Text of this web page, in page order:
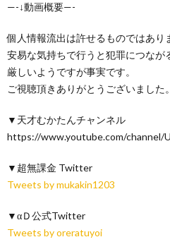
—-↓動画概要—-
個人情報流出は許せるものではあり
安易な気持ちで行うと犯罪につなが
厳しいようですが事実です。
ご視聴頂きありがとうございました。
▼天才むかたんチャンネル
https://www.youtube.com/channel/
▼超無課金 Twitter
Tweets by mukakin1203
▼αＤ公式Twitter
Tweets by oreratuyoi